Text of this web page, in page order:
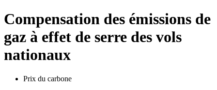
Compensation des émissions de
gaz à effet de serre des vols
nationaux
Prix du carbone